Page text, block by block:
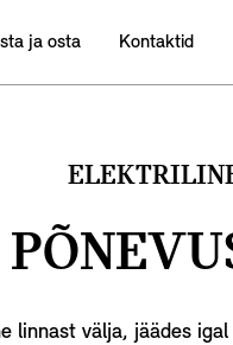
ja osta Kontaktid
linnast välja, jäädes